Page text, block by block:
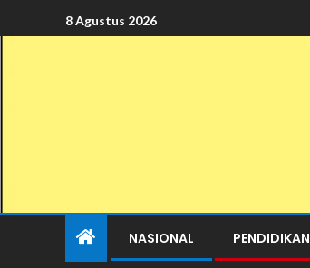
8 Agustus 2026
NASIONAL PENDIDIKAN